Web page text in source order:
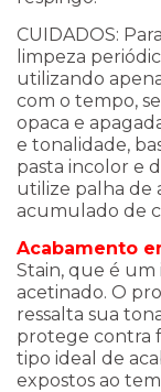
CUIDADOS:
limpeza
utilizando
com o tempo,
opaca e
e tonalidade,
pasta incolor e
utilize palha de
acumulado de
Acabamento
Stain, que é
acetinado. O
ressalta sua
protege contra
tipo ideal de
expostos ao